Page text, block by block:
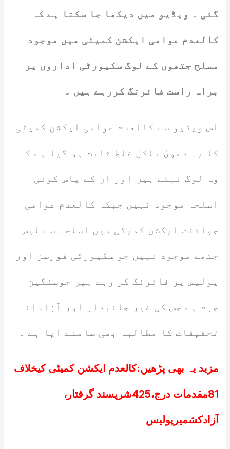
گئی ۔ ویڈیو میں دیکھا جا سکتا ہے کہ
کالعدم عوامی ایکشن کمیٹی میں موجود
مسلح جتھوں کے لوگ سکیورٹی اداروں پر
براہ راست فائرنگ کررہے ہیں ۔
اس ویڈیو سے کالعدم عوامی ایکشن کمیٹی
کا یہ دعویٰ بلکل غلط ثابت ہو گیا ہے کہ
وہ لوگ نہتے ہیں اور ان کے پاس کوئی
اسلحہ موجود نہیں جبکہ کالعدم عوامی
جوائنٹ ایکشن کمیٹی میں اسلحہ سے لیس
جتھے موجود نہیں جو سکیورٹی فورسز اور
پولیس پر فائرنگ کر رہے ہیں جوسنگین
جرم ہے جس کی غیر جانبدار اور آزادانہ
تحقیقات کا مطالبہ بھی سامنے آیا ہے ۔
مزید یہ بھی پڑھیں:کالعدم ایکشن کمیٹی کیخلاف
81مقدمات درج،425شرپسند گرفتار،
آزادکشمیرپولیس